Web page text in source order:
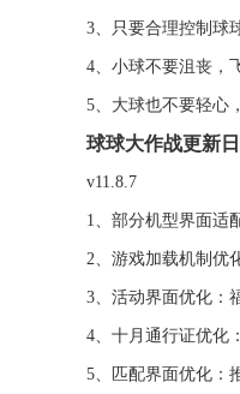
3、只要合理控制球
4、小球不要沮丧，
5、大球也不要轻心
球球大作战更新日
v11.8.7
1、部分机型界面适
2、游戏加载机制优
3、活动界面优化：
4、十月通行证优化
5、匹配界面优化：